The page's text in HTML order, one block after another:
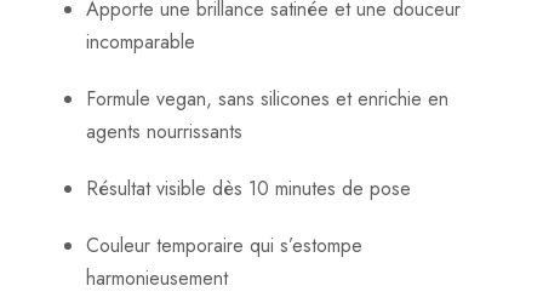
Apporte une brillance satinée et une douceur
incomparable
Formule vegan, sans silicones et enrichie en
agents nourrissants
Résultat visible dès 10 minutes de pose
Couleur temporaire qui s’estompe
harmonieusement